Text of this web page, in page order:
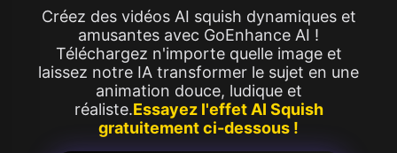
Créez des vidéos AI squish dynamiques et
amusantes avec GoEnhance AI !
Téléchargez n'importe quelle image et
laissez notre IA transformer le sujet en une
animation douce, ludique et
réaliste.Essayez l'effet AI Squish
gratuitement ci-dessous !